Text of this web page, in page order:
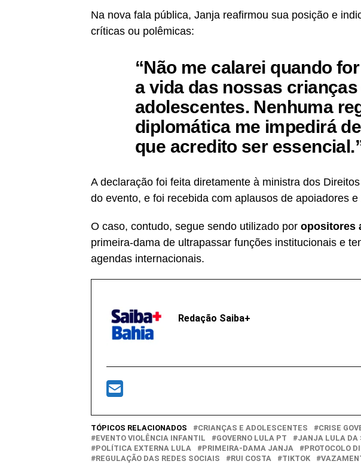
Na nova fala pública, Janja reafirmou sua posição e
críticas ou polêmicas:
“Não me calarei quando
a vida das nossas crianças
adolescentes. Nenhuma
diplomática me impedirá
que acredito ser
A declaração foi feita diretamente à ministra dos
do evento, e foi recebida com aplausos de apoiadores
O caso, contudo, segue sendo utilizado por opositores
primeira-dama de ultrapassar funções institucionais e
agendas internacionais.
Redação Saiba+
TÓPICOS RELACIONADOS CRIANÇAS E ADOLESCENTES CRISE
EVENTO VIOLÊNCIA INFANTIL
GOVERNO LULA PT JANJA LULA DA
POLÍTICA EXTERNA LULA
PRIMEIRA-DAMA JANJA PROTOCOLO
REGULAÇÃO DAS REDES SOCIAIS
RUI COSTA TIKTOK